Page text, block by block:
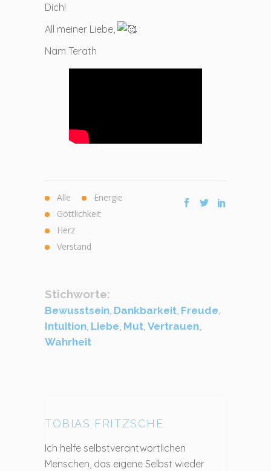
Dich!
All meiner Liebe,
Nam Terath
Alle
Energie
Göttlichkeit
Herz
Verstand
Stichworte:
Bewusstsein, Dankbarkeit, Freude,
Intuition, Liebe, Mut, Vertrauen,
Wahrheit
TOBIAS FRITZSCHE
Ich helfe selbstverantwortlichen
Menschen, das eigene Selbst wieder